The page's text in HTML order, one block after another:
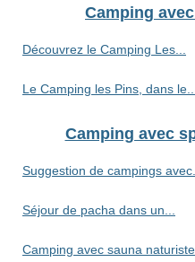
Camping
Découvrez le Camping Les...
Le Camping les Pins, dans le...
Camping avec
Suggestion de campings avec...
Séjour de pacha dans un...
Camping avec sauna naturiste